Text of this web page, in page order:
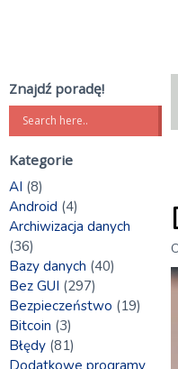
Znajdź poradę!
Kategorie
AI (8)
Android (4)
Archiwizacja danych
(36)
Bazy danych (40)
Bez GUI (297)
Bezpieczeństwo (19)
Bitcoin (3)
Błędy (81)
Dodatkowe programy